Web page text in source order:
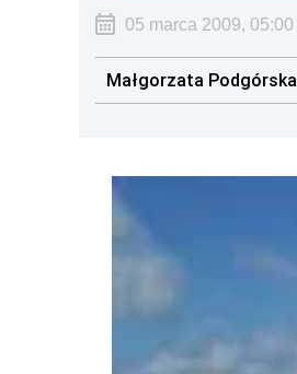
05 marca 2009, 05:00
Małgorzata Podgórska